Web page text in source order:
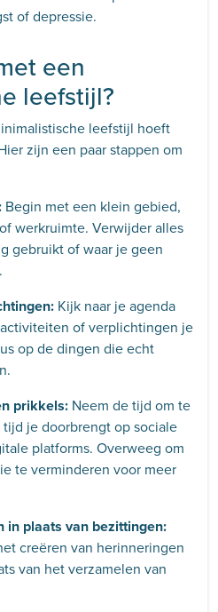
of depressie.
een
leefstijl?
leefstijl hoeft
zijn een paar stappen om
Begin met een klein gebied,
werkruimte. Verwijder alles
gebruikt of waar je geen
Kijk naar je agenda
of verplichtingen je
op de dingen die echt
prikkels: Neem de tijd om te
je doorbrengt op sociale
platforms. Overweeg om
te verminderen voor meer
in plaats van bezittingen:
creëren van herinneringen
van het verzamelen van